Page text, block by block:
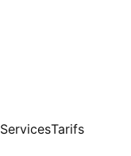
ServicesTarifs